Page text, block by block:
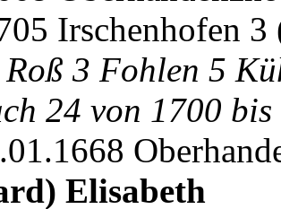
Irschenhofen 3
3 Fohlen 5
24 von 1700 bis
Elisabeth